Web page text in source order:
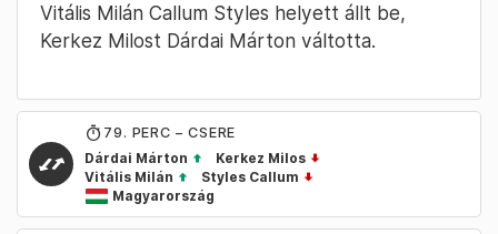
Vitális Milán Callum Styles helyett állt be,
Kerkez Milost Dárdai Márton váltotta.
79. PERC – CSERE
Dárdai Márton
Kerkez Milos
Vitális Milán
Styles Callum
Magyarország